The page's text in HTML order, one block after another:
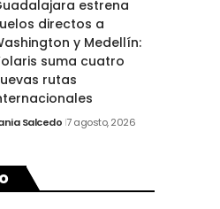
estrena
directos a
y Medellín:
suma cuatro
rutas
Salcedo 7 agosto, 2026